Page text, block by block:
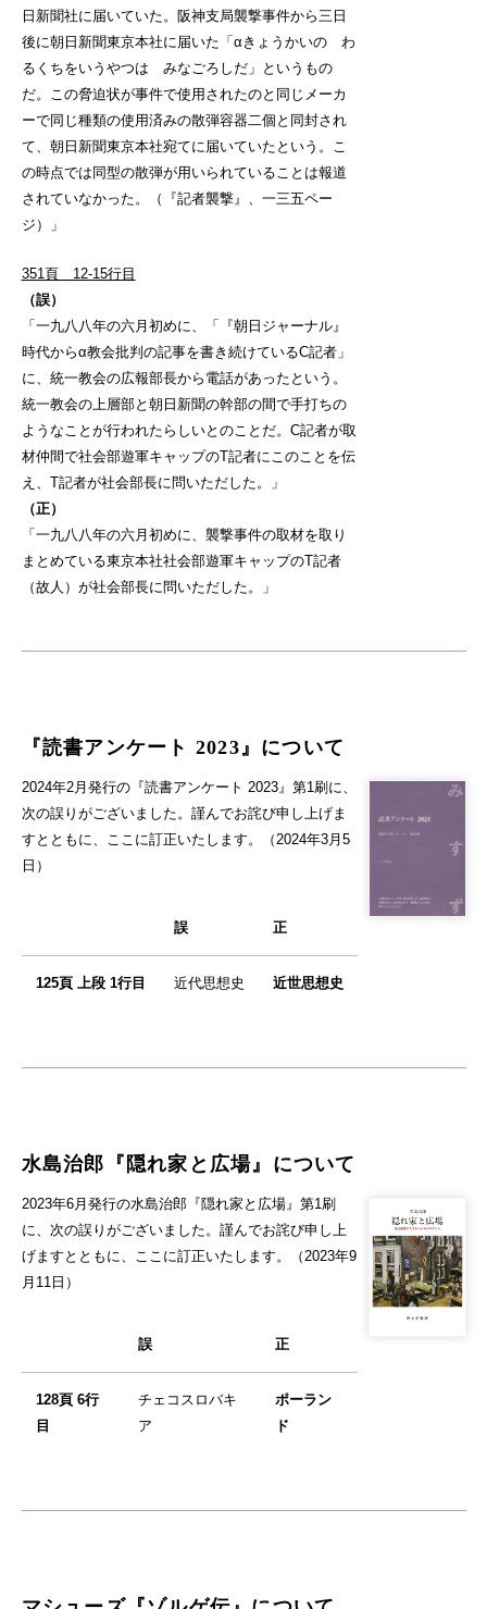
日新聞社に届いていた。阪神支局襲撃事件から三日
後に朝日新聞東京本社に届いた「αきょうかいの わ
るくちをいうやつは みなごろしだ」というもの
だ。この脅迫状が事件で使用されたのと同じメーカ
ーで同じ種類の使用済みの散弾容器二個と同封され
て、朝日新聞東京本社宛てに届いていたという。こ
の時点では同型の散弾が用いられていることは報道
されていなかった。（『記者襲撃』、一三五ペー
ジ）」
351頁 12-15行目
（誤）
「一九八八年の六月初めに、「『朝日ジャーナル』
時代からα教会批判の記事を書き続けているC記者」
に、統一教会の広報部長から電話があったという。
統一教会の上層部と朝日新聞の幹部の間で手打ちの
ようなことが行われたらしいとのことだ。C記者が取
材仲間で社会部遊軍キャップのT記者にこのことを伝
え、T記者が社会部長に問いただした。」
（正）
「一九八八年の六月初めに、襲撃事件の取材を取り
まとめている東京本社社会部遊軍キャップのT記者
（故人）が社会部長に問いただした。」
『読書アンケート 2023』について
2024年2月発行の『読書アンケート 2023』第1刷に、
次の誤りがございました。謹んでお詫び申し上げま
すとともに、ここに訂正いたします。（2024年3月5
日）
誤 正
125頁 上段 1行目 近代思想史 近世思想史
水島治郎『隠れ家と広場』について
2023年6月発行の水島治郎『隠れ家と広場』第1刷
に、次の誤りがございました。謹んでお詫び申し上
げますとともに、ここに訂正いたします。（2023年9
月11日）
誤 正
128頁 6行
目
チェコスロバキ
ア
ポーラン
ド